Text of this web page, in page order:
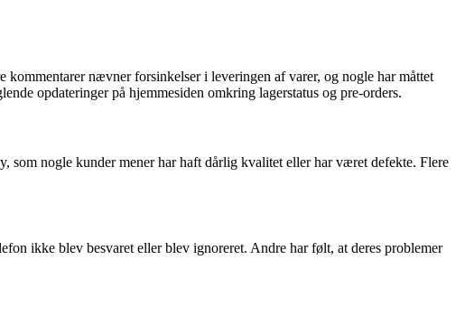
nævner forsinkelser i leveringen af varer, og nogle har måttet
opdateringer på hjemmesiden omkring lagerstatus og pre-orders.
som nogle kunder mener har haft dårlig kvalitet eller har været defekte. Flere
ikke blev besvaret eller blev ignoreret. Andre har følt, at deres problemer